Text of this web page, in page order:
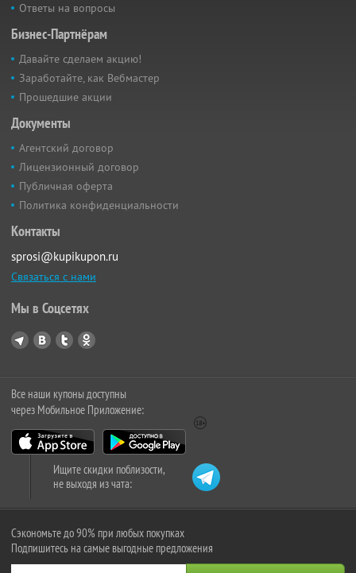
Ответы на вопросы
Бизнес-Партнёрам
Давайте сделаем акцию!
Заработайте, как Вебмастер
Прошедшие акции
Документы
Агентский договор
Лицензионный договор
Публичная оферта
Политика конфиденциальности
Контакты
sprosi@kupikupon.ru
Связаться с нами
Мы в Соцсетях
Все наши купоны доступны
через Мобильное Приложение:
Ищите скидки поблизости,
не выходя из чата:
Сэкономьте до 90% при любых покупках
Подпишитесь на самые выгодные предложения